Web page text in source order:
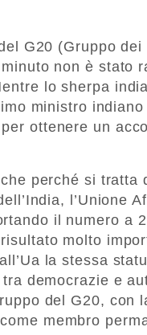
G20 (Gruppo
non è stato
lo sherpa
ministro indiano
ottenere un
perché si tratta
l’Unione
il numero a
molto
la stessa
democrazie e
del G20, con
membro